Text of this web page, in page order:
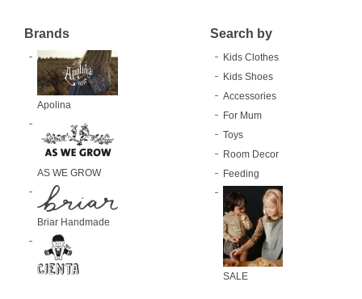
Brands
Apolina
AS WE GROW
Briar Handmade
Search by
Kids Clothes
Kids Shoes
Accessories
For Mum
Toys
Room Decor
Feeding
SALE